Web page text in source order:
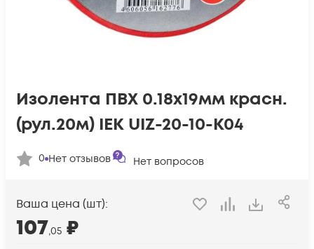
Изолента ПВХ 0.18х19мм красн.
(рул.20м) IEK UIZ-20-10-K04
0 Нет отзывов Нет вопросов
Ваша цена (шт):
107,05 ₽